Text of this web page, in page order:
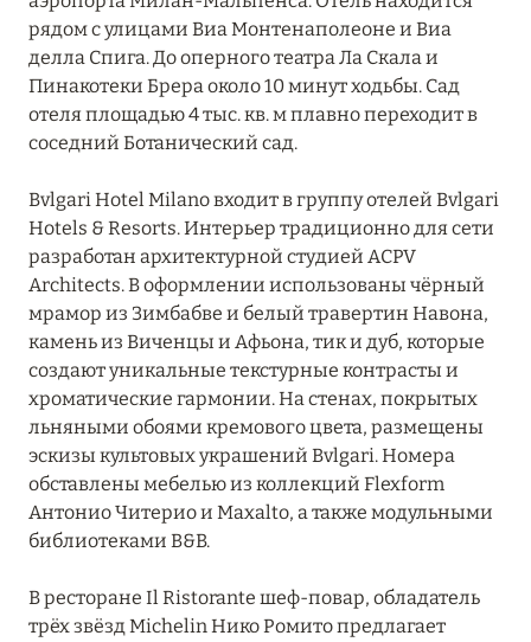
БРЕШИЯ
МИЛАН
Armani Hotel Milano
Bvlgari Hotel Milano
Casa Baglioni Milan
Château Monfort
Four Seasons Hotel Milano
Mandarin Oriental, Milan
Palazzo Parigi Hotel & Grand Spa
Rosa Grand Milano
рядом с улицами Виа Монтенаполеоне и Виа
делла Спига. До оперного театра Ла Скала и
Пинакотеки Брера около 10 минут ходьбы. Сад
отеля площадью 4 тыс. кв. м плавно переходит в
соседний Ботанический сад.
Bvlgari Hotel Milano входит в группу отелей Bvlgari
Hotels & Resorts. Интерьер традиционно для сети
разработан архитектурной студией ACPV
Architects. В оформлении использованы чёрный
мрамор из Зимбабве и белый травертин Навона,
камень из Виченцы и Афьона, тик и дуб, которые
создают уникальные текстурные контрасты и
хроматические гармонии. На стенах, покрытых
льняными обоями кремового цвета, размещены
эскизы культовых украшений Bvlgari. Номера
обставлены мебелью из коллекций Flexform
Антонио Читерио и Maxalto, а также модульными
библиотеками B&B.
В ресторане Il Ristorante шеф-повар, обладатель
трёх звёзд Michelin Нико Ромито предлагает